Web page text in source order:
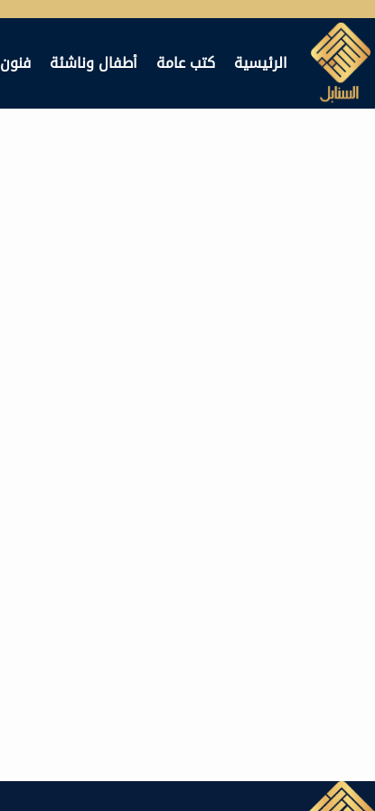
إلى
المحتوى
الرئيسية كتب عامة أطفال وناشئة فنون